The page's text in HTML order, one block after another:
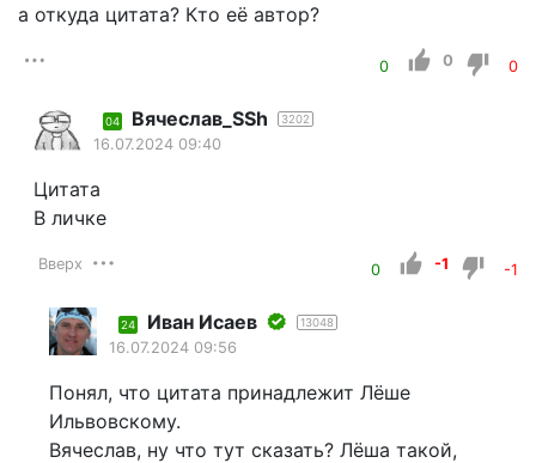
а откуда цитата? Кто её автор?
0 0 0
04 Вячеслав_SSh 3202
16.07.2024 09:40
Цитата
В личке
Вверх 0 -1 -1
24 Иван Исаев 13048
16.07.2024 09:56
Понял, что цитата принадлежит Лёше
Ильвовскому.
Вячеслав, ну что тут сказать? Лёша такой,